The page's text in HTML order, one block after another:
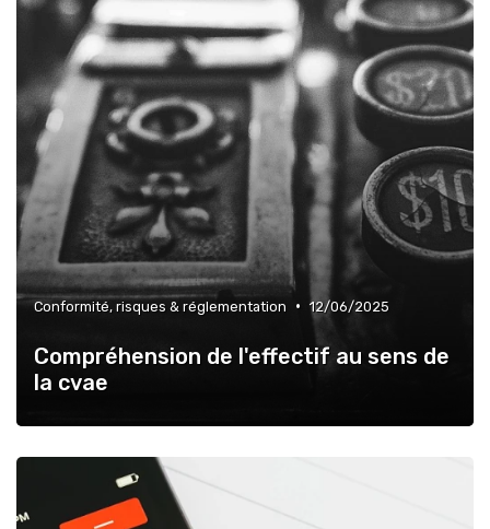
Conformité, risques & réglementation • 12/06/2025
Compréhension de l'effectif au sens de
la cvae